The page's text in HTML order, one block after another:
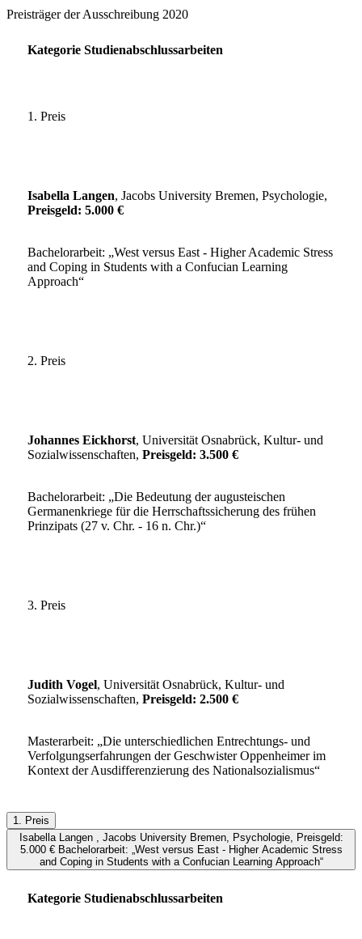
Preisträger der Ausschreibung 2020
Kategorie Studienabschlussarbeiten
1. Preis
Isabella Langen, Jacobs University Bremen, Psychologie,
Preisgeld: 5.000 €
Bachelorarbeit: „West versus East - Higher Academic Stress
and Coping in Students with a Confucian Learning
Approach“
2. Preis
Johannes Eickhorst, Universität Osnabrück, Kultur- und
Sozialwissenschaften, Preisgeld: 3.500 €
Bachelorarbeit: „Die Bedeutung der augusteischen
Germanenkriege für die Herrschaftssicherung des frühen
Prinzipats (27 v. Chr. - 16 n. Chr.)“
3. Preis
Judith Vogel, Universität Osnabrück, Kultur- und
Sozialwissenschaften, Preisgeld: 2.500 €
Masterarbeit: „Die unterschiedlichen Entrechtungs- und
Verfolgungserfahrungen der Geschwister Oppenheimer im
Kontext der Ausdifferenzierung des Nationalsozialismus“
1. Preis
Isabella Langen , Jacobs University Bremen, Psychologie, Preisgeld:
5.000 € Bachelorarbeit: „West versus East - Higher Academic Stress
and Coping in Students with a Confucian Learning Approach“
Kategorie Studienabschlussarbeiten